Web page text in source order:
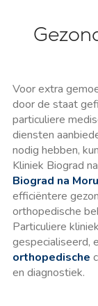
Voor extra
door de staat
particuliere
diensten
nodig hebben,
Kliniek Biograd
Biograd na Moru
efficiëntere
orthopedische
Particuliere
gespecialiseerd,
orthopedische
en diagnostiek.